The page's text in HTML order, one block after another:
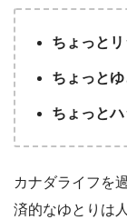
ちょっと
ちょっと
ちょっと
カナダライフを
済的なゆとりは